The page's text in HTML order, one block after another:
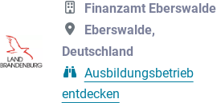
Finanzamt Eberswalde
Eberswalde,
Deutschland
Ausbildungsbetrieb
entdecken